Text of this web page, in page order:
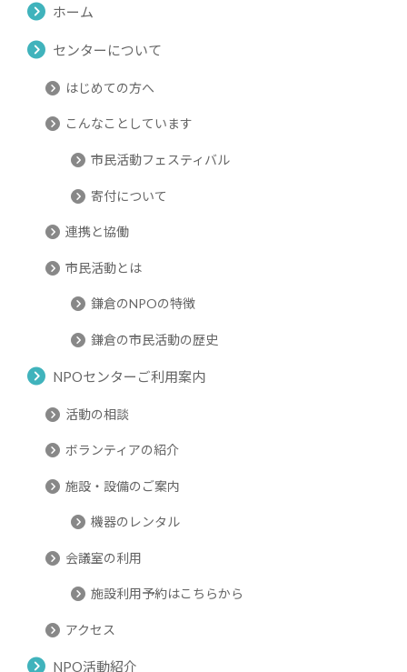
ホーム
センターについて
はじめての方へ
こんなことしています
市民活動フェスティバル
寄付について
連携と協働
市民活動とは
鎌倉のNPOの特徴
鎌倉の市民活動の歴史
NPOセンターご利用案内
活動の相談
ボランティアの紹介
施設・設備のご案内
機器のレンタル
会議室の利用
施設利用予約はこちらから
アクセス
NPO活動紹介